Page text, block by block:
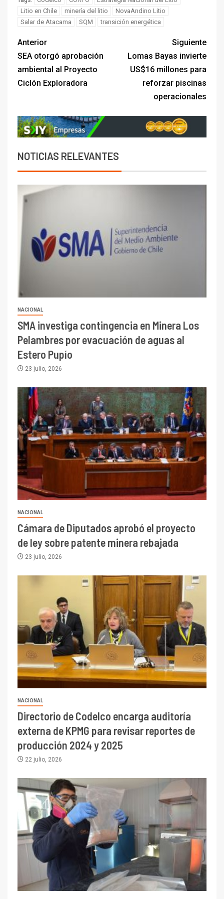
Litio en Chile
minería del litio
NovaAndino Litio
Salar de Atacama
SQM transición energética
Anterior
SEA otorgó aprobación
ambiental al Proyecto
Ciclón Exploradora
Siguiente
Lomas Bayas invierte
US$16 millones para
reforzar piscinas
operacionales
NOTICIAS RELEVANTES
NACIONAL
SMA investiga contingencia en Minera Los
Pelambres por evacuación de aguas al
Estero Pupío
23 julio, 2026
NACIONAL
Cámara de Diputados aprobó el proyecto
de ley sobre patente minera rebajada
23 julio, 2026
NACIONAL
Directorio de Codelco encarga auditoría
externa de KPMG para revisar reportes de
producción 2024 y 2025
22 julio, 2026